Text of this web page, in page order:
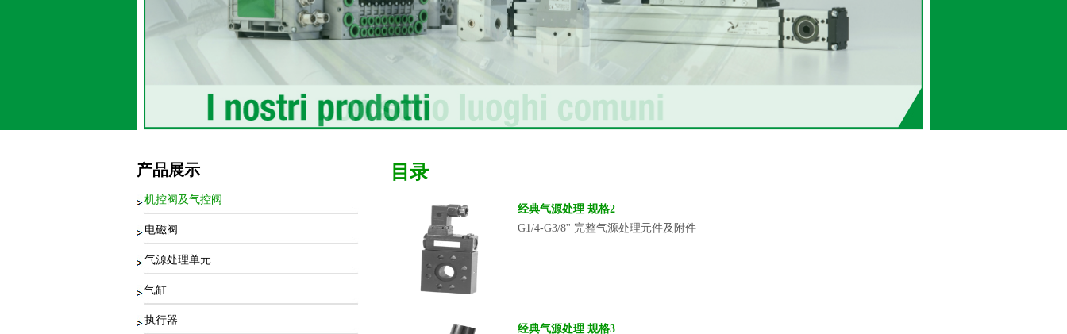
目录
经典气源处理 规格2
G1/4-G3/8'' 完整气源处理元件及附件
经典气源处理 规格3
产品展示
机控阀及气控阀
电磁阀
气源处理单元
气缸
执行器